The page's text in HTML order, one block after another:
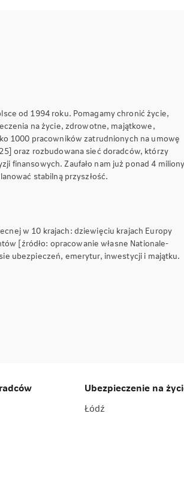
od 1994 roku. Pomagamy chronić życie,
na życie, zdrowotne, majątkowe,
1000 pracowników zatrudnionych na umowę
oraz rozbudowana sieć doradców, którzy
finansowych. Zaufało nam już ponad 4 miliony
stabilną przyszłość.
w 10 krajach: dziewięciu krajach Europy
[źródło: opracowanie własne Nationale-
ubezpieczeń, emerytur, inwestycji i majątku.
Ubezpieczenie na
Łódź